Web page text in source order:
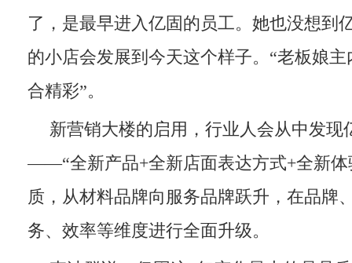
了，是最早进入亿固的员工。她也没想到
的小店会发展到今天这个样子。“老板娘
合精彩”。
新营销大楼的启用，行业人会从中发现
——“全新产品+全新店面表达方式+全新体
质，从材料品牌向服务品牌跃升，在品牌
务、效率等维度进行全面升级。